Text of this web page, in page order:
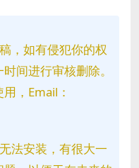
，如有侵犯你的权
间进行审核删除。
，Email：
法安装，有很大一